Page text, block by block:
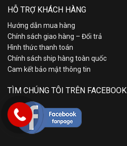
HỖ TRỢ KHÁCH HÀNG
Hướng dẫn mua hàng
Chính sách giao hàng – Đổi trả
Hình thức thanh toán
Chính sách ship hàng toàn quốc
Cam kết bảo mật thông tin
TÌM CHÚNG TÔI TRÊN FACEBOOK